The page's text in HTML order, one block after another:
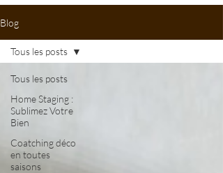
Blog
Tous les posts
Home Staging :
Sublimez Votre
Bien
Coatching déco
en toutes
saisons
Tous les posts